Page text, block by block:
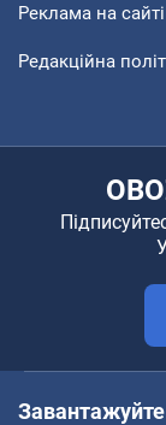
Реклама на сайті
Редакційна